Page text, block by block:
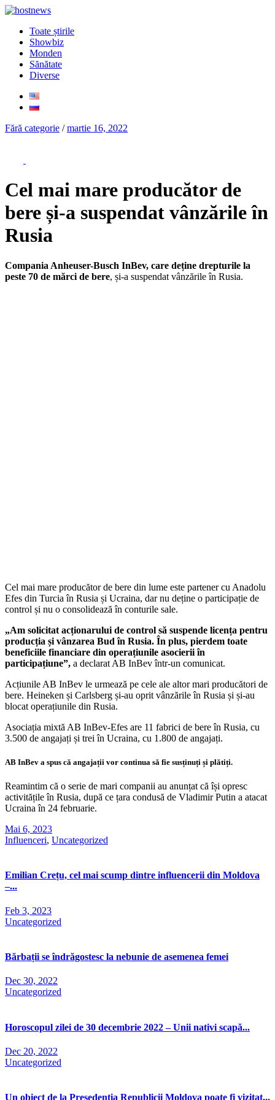
Toate știrile
Showbiz
Monden
Sănătate
Diverse
Fără categorie /martie 16, 2022
Cel mai mare producător de
bere și-a suspendat vânzările în
Rusia
Compania Anheuser-Busch InBev, care deține drepturile la
peste 70 de mărci de bere, și-a suspendat vânzările în Rusia.
Cel mai mare producător de bere din lume este partener cu Anadolu
Efes din Turcia în Rusia și Ucraina, dar nu deține o participație de
control și nu o consolidează în conturile sale.
„Am solicitat acționarului de control să suspende licența pentru
producția și vânzarea Bud în Rusia. În plus, pierdem toate
beneficiile financiare din operațiunile asocierii în
participațiune”, a declarat AB InBev într-un comunicat.
Acțiunile AB InBev le urmează pe cele ale altor mari producători de
bere. Heineken și Carlsberg și-au oprit vânzările în Rusia și și-au
blocat operațiunile din Rusia.
Asociația mixtă AB InBev-Efes are 11 fabrici de bere în Rusia, cu
3.500 de angajați și trei în Ucraina, cu 1.800 de angajați.
AB InBev a spus că angajații vor continua să fie susținuți și plătiți.
Reamintim că o serie de mari companii au anunțat că își opresc
activitățile în Rusia, după ce țara condusă de Vladimir Putin a atacat
Ucraina în 24 februarie.
Mai 6, 2023
Influenceri, Uncategorized
Emilian Crețu, cel mai scump dintre influencerii din Moldova
–...
Feb 3, 2023
Uncategorized
Bărbații se îndrăgostesc la nebunie de asemenea femei
Dec 30, 2022
Uncategorized
Horoscopul zilei de 30 decembrie 2022 – Unii nativi scapă...
Dec 20, 2022
Uncategorized
Un obiect de la Președenția Republicii Moldova poate fi vizitat...